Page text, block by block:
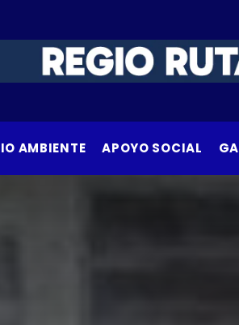
AMBIENTE APOYO SOCIAL